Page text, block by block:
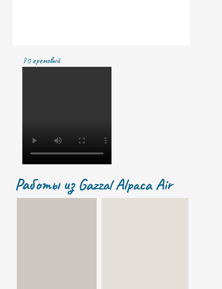
70 кремовый
Работы из Gazzal Alpaca Air